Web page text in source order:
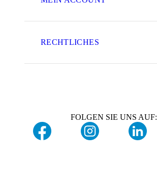
RECHTLICHES
FOLGEN SIE UNS AUF: